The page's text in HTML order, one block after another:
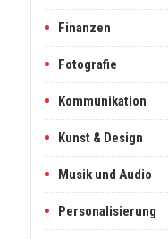
Finanzen
Fotografie
Kommunikation
Kunst & Design
Musik und Audio
Personalisierung